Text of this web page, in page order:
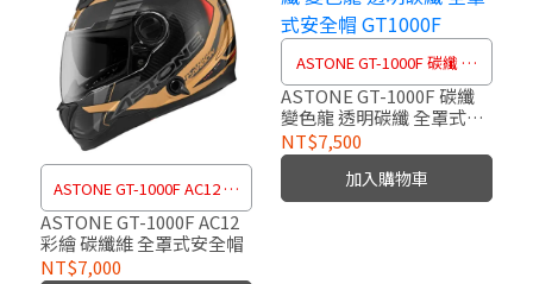
ASTONE GT-1000F AC12 彩
繪 碳纖維 全罩式安全帽
ASTONE GT-1000F AC12
彩繪 碳纖維 全罩式安全帽
NT$7,000
ASTONE GT-1000F 碳纖 變
色龍 透明碳纖 全罩式安全帽
GT1000F
ASTONE GT-1000F 碳纖
變色龍 透明碳纖 全罩式安
全帽 GT1000F
NT$7,500
加入購物車